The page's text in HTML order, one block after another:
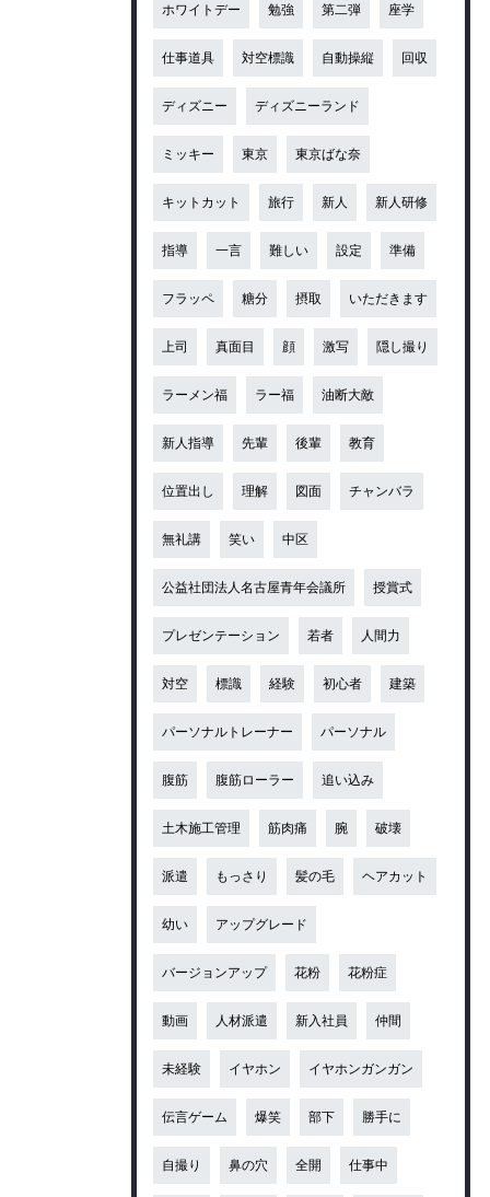
ホワイトデー 勉強 第二弾 座学
仕事道具 対空標識 自動操縦 回収
ディズニー ディズニーランド
ミッキー 東京 東京ばな奈
キットカット 旅行 新人 新人研修
指導 一言 難しい 設定 準備
フラッペ 糖分 摂取 いただきます
上司 真面目 顔 激写 隠し撮り
ラーメン福 ラー福 油断大敵
新人指導 先輩 後輩 教育
位置出し 理解 図面 チャンバラ
無礼講 笑い 中区
公益社団法人名古屋青年会議所 授賞式
プレゼンテーション 若者 人間力
対空 標識 経験 初心者 建築
パーソナルトレーナー パーソナル
腹筋 腹筋ローラー 追い込み
土木施工管理 筋肉痛 腕 破壊
派遣 もっさり 髪の毛 ヘアカット
幼い アップグレード
バージョンアップ 花粉 花粉症
動画 人材派遣 新入社員 仲間
未経験 イヤホン イヤホンガンガン
伝言ゲーム 爆笑 部下 勝手に
自撮り 鼻の穴 全開 仕事中